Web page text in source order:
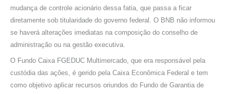
mudança de controle acionário dessa fatia, que passa a ficar
diretamente sob titularidade do governo federal. O BNB não informou
se haverá alterações imediatas na composição do conselho de
administração ou na gestão executiva.
O Fundo Caixa FGEDUC Multimercado, que era responsável pela
custódia das ações, é gerido pela Caixa Econômica Federal e tem
como objetivo aplicar recursos oriundos do Fundo de Garantia de